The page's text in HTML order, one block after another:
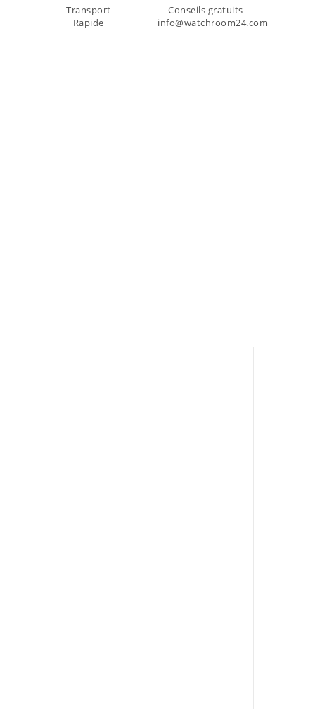
Transport
Rapide
Conseils gratuits
info@watchroom24.com